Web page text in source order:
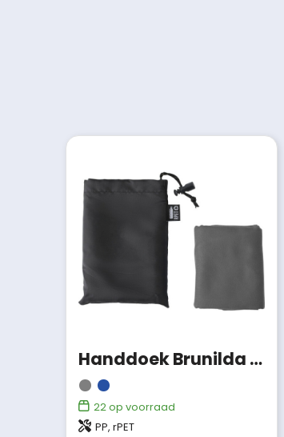
Handdoek Brunilda | rPET | 79x30 cm
22op voorraad
PP, rPET